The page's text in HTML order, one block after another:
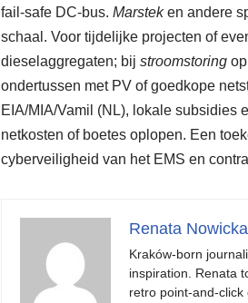
fail-safe DC-bus. Marsteken andere
schaal. Voor tijdelijke projecten of
dieselaggregaten; bij stroomstoringop
ondertussen met PV of goedkope
EIA/MIA/Vamil (NL), lokale subsidies
netkosten of boetes oplopen. Een
cyberveiligheid van het EMS en
Renata Nowicka
Kraków-born
inspiration. Renata
retro point-and-